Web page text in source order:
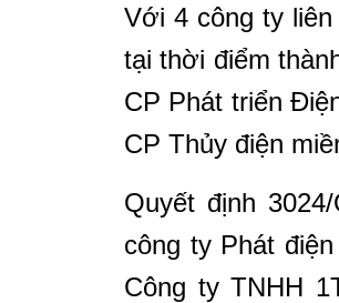
Với 4 công ty
tại thời điểm
CP Phát triển
CP Thủy điện
Quyết định
công ty Phát
Công ty TNHH